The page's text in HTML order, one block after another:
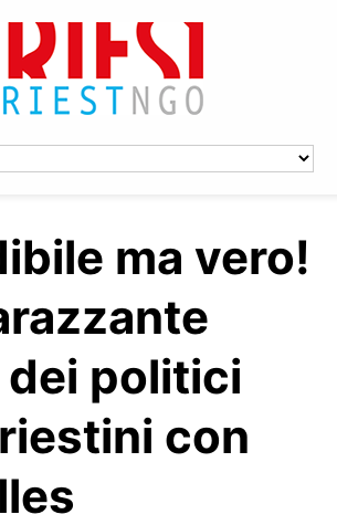
ma vero!
politici
con